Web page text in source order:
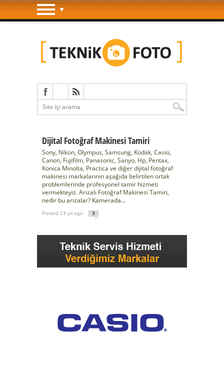
Dijital Fotoğraf Makinesi Tamiri
Sony, Nikon, Olympus, Samsung, Kodak, Casio,
Canon, Fujifilm, Panasonic, Sanyo, Hp, Pentax,
Konica Minolta, Practica ve diğer dijital fotoğraf
makinesi markalarının aşağıda belirtilen ortak
problemlerinde profesyonel tamir hizmeti
vermekteyiz. Arızalı Fotoğraf Makinesi Tamiri,
nedir bu arızalar? Kamerada...
Posted 13 yıl ago 3